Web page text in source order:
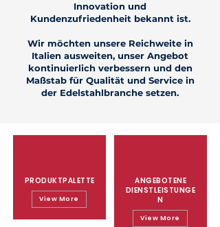
Innovation und
Kundenzufriedenheit bekannt ist.
Wir möchten unsere Reichweite in
Italien ausweiten, unser Angebot
kontinuierlich verbessern und den
Maßstab für Qualität und Service in
der Edelstahlbranche setzen.
PRODUKTPALETTE
View More
ANGEBOTENE
DIENSTLEISTUNGE
N
View More